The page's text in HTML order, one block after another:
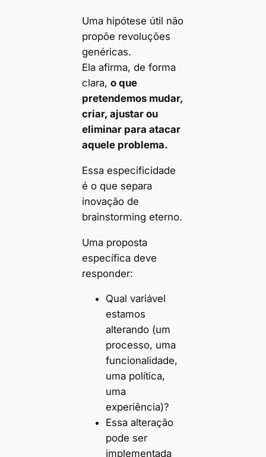
Uma hipótese útil não
propõe revoluções
genéricas.
Ela afirma, de forma
clara, o que
pretendemos mudar,
criar, ajustar ou
eliminar para atacar
aquele problema.
Essa especificidade
é o que separa
inovação de
brainstorming eterno.
Uma proposta
específica deve
responder:
Qual variável
estamos
alterando (um
processo, uma
funcionalidade,
uma política,
uma
experiência)?
Essa alteração
pode ser
implementada